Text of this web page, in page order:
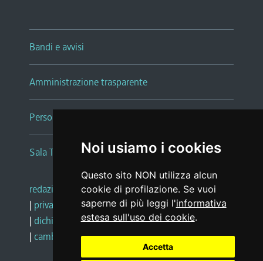
Noi usiamo i cookies
Questo sito NON utilizza alcun
cookie di profilazione. Se vuoi
saperne di più leggi l'informativa
estesa sull'uso dei cookie.
Accetta
Bandi e avvisi
Amministrazione trasparente
Persone e Uffici
Sala Tiziano Tessitori
redazione web |note legali |glossario
| privacy
social media policy
| dichiarazione di accessibilità |feedback
| cambio preferenze cookie